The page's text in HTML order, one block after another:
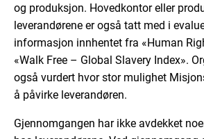
og produksjon. Hovedkontor eller
leverandørene er også tatt med i
informasjon innhentet fra «Human
«Walk Free – Global Slavery Index».
også vurdert hvor stor mulighet
å påvirke leverandøren.
Gjennomgangen har ikke avdekket